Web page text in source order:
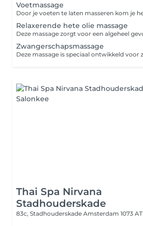
Voetmassage
Relaxerende hete olie massage
Zwangerschapsmassage
Thai Spa Nirvana
Stadhouderskade
83c, Stadhouderskade Amsterdam 1073 AT